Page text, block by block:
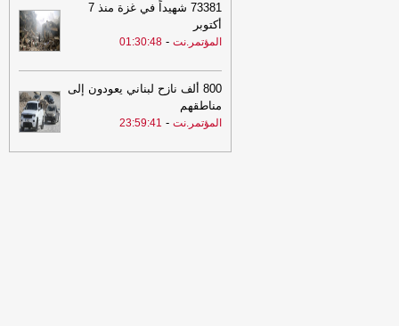
الحديدة -السهوة يمن
21:06
شعب حضرموت يواصل صدارة
الدوري اليمني وتعليق أنشطة الاتحاد في
الحديدة-الصهوة يمن
21:02
توكل كرمان تدين هجوم الحوثيين
على قوات الطوارئ وتدعو إلى محاسبة
المسؤولين ودعم استعادة الدولة
مأرب
73381 شهيداً في غزة منذ 7
أكتوبر
المؤتمر.نت -
01:30:48
800 ألف نازح لبناني يعودون إلى
مناطقهم
المؤتمر.نت -
23:59:41